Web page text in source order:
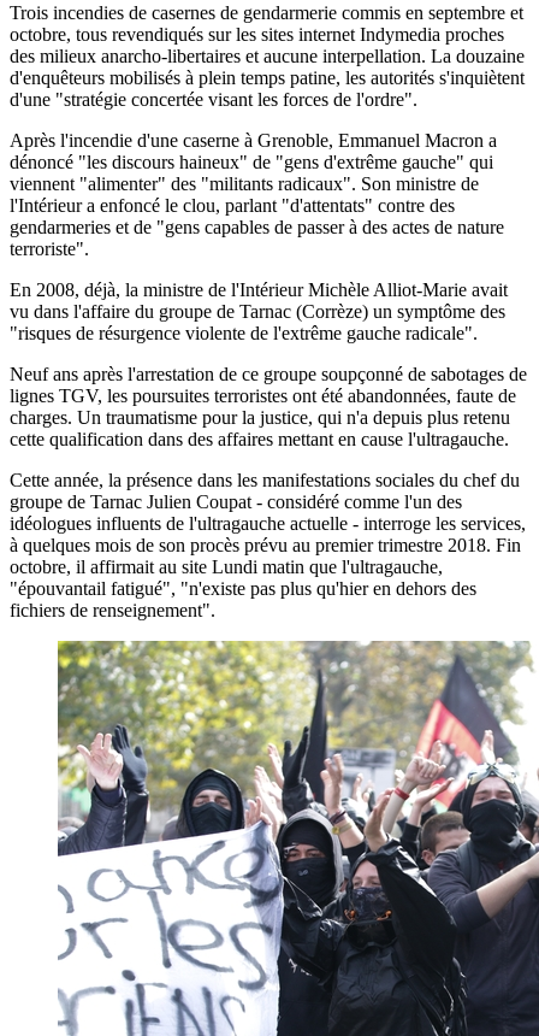
Trois incendies de casernes de gendarmerie commis en septembre et
octobre, tous revendiqués sur les sites internet Indymedia proches
des milieux anarcho-libertaires et aucune interpellation. La douzaine
d'enquêteurs mobilisés à plein temps patine, les autorités s'inquiètent
d'une "stratégie concertée visant les forces de l'ordre".
Après l'incendie d'une caserne à Grenoble, Emmanuel Macron a
dénoncé "les discours haineux" de "gens d'extrême gauche" qui
viennent "alimenter" des "militants radicaux". Son ministre de
l'Intérieur a enfoncé le clou, parlant "d'attentats" contre des
gendarmeries et de "gens capables de passer à des actes de nature
terroriste".
En 2008, déjà, la ministre de l'Intérieur Michèle Alliot-Marie avait
vu dans l'affaire du groupe de Tarnac (Corrèze) un symptôme des
"risques de résurgence violente de l'extrême gauche radicale".
Neuf ans après l'arrestation de ce groupe soupçonné de sabotages de
lignes TGV, les poursuites terroristes ont été abandonnées, faute de
charges. Un traumatisme pour la justice, qui n'a depuis plus retenu
cette qualification dans des affaires mettant en cause l'ultragauche.
Cette année, la présence dans les manifestations sociales du chef du
groupe de Tarnac Julien Coupat - considéré comme l'un des
idéologues influents de l'ultragauche actuelle - interroge les services,
à quelques mois de son procès prévu au premier trimestre 2018. Fin
octobre, il affirmait au site Lundi matin que l'ultragauche,
"épouvantail fatigué", "n'existe pas plus qu'hier en dehors des
fichiers de renseignement".